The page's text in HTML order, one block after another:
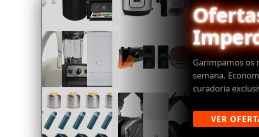
Garimpamos os
semana.
curadoria
VER